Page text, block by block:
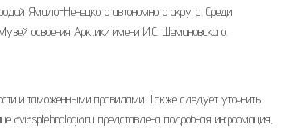
Ямало-Ненецкого автономного округа. Среди
освоения Арктики имени И.С. Шемановского.
и таможенными правилами. Также следует уточнить
aviasptehnologia.ru представлена подробная информация,